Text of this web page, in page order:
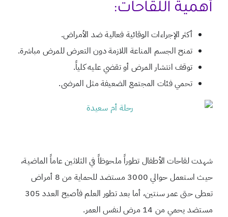
أهمية اللقاحات:
أكثر الإجراءات الوقائية فعالية ضد الأمراض.
تمنح الجسم المناعة اللازمة دون التعرض للمرض مباشرة.
توقف انتشار المرض أو تقضي عليه كلياً.
تحمي فئات المجتمع الضعيفة مثل المرضى.
شهدت لقاحات الأطفال تطوراً ملحوظاً في الثلاثين عاماً الماضية،
حيث استعمل حوالي 3000 مستضد للحماية من 8 أمراض
تعطى حتى عمر سنتين، أما بعد تطور العلم فأصبح العدد 305
مستضد يحمي من 14 مرض لنفس العمر.